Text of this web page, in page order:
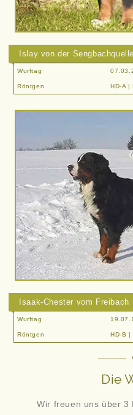
Islay von der Sengbachquelle
Wurftag
Röntgen HD-A |
Isaak-Chester vom Freibach
Wurftag
Röntgen HD-B |
Die
Wir freuen uns über 3